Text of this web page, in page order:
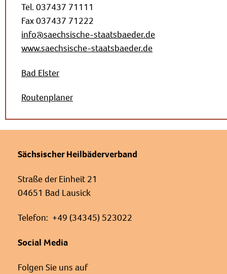
Tel. 037437 71111
Fax 037437 71222
info@saechsische-staatsbaeder.de
www.saechsische-staatsbaeder.de
Bad Elster
Routenplaner
Sächsischer Heilbäderverband
Straße der Einheit 21
04651 Bad Lausick
Telefon: +49 (34345) 523022
Social Media
Folgen Sie uns auf